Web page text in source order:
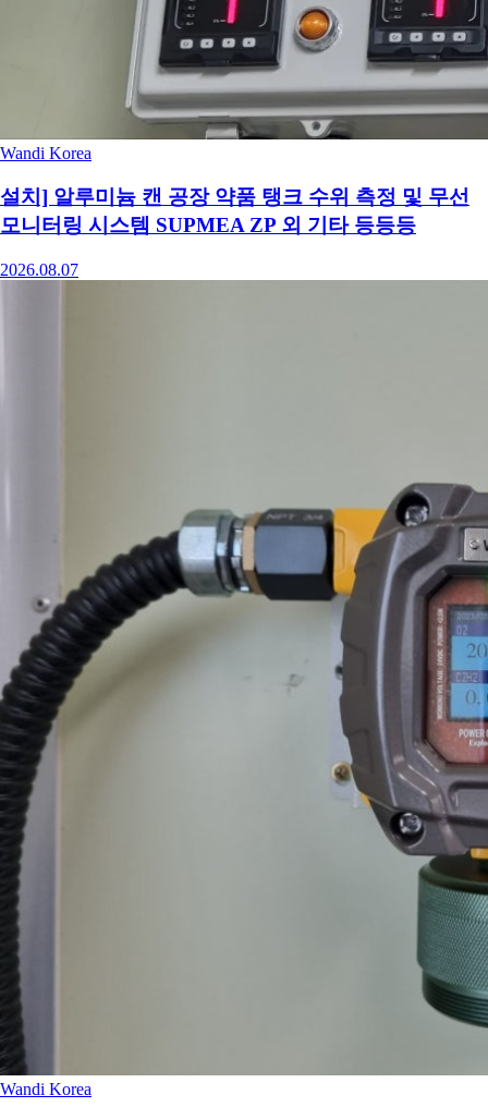
Wandi Korea
설치] 알루미늄 캔 공장 약품 탱크 수위 측정 및 무선
모니터링 시스템 SUPMEA ZP 외 기타 등등등
2026.08.07
Wandi Korea